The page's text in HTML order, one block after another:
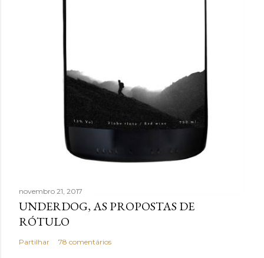
novembro 21, 2017
UNDERDOG, AS PROPOSTAS DE
RÓTULO
Partilhar 78 comentários